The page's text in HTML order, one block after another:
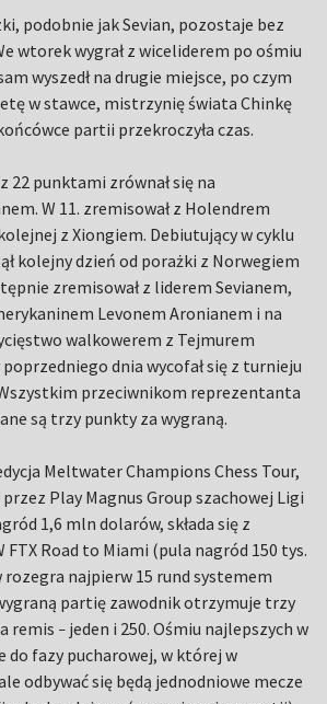
podobnie jak Sevian, pozostaje bez
wtorek wygrał z wiceliderem po ośmiu
wyszedł na drugie miejsce, po czym
w stawce, mistrzynię świata Chinkę
partii przekroczyła czas.
22 punktami zrównał się na
W 11. zremisował z Holendrem
z Xiongiem. Debiutujący w cyklu
kolejny dzień od porażki z Norwegiem
zremisował z liderem Sevianem,
Levonem Aronianem i na
walkowerem z Tejmurem
dnia wycofał się z turnieju
przeciwnikom reprezentanta
są trzy punkty za wygraną.
Meltwater Champions Chess Tour,
Play Magnus Group szachowej Ligi
1,6 mln dolarów, składa się z
FTX Road to Miami (pula nagród 150 tys.
najpierw 15 rund systemem
partię zawodnik otrzymuje trzy
remis – jeden i 250. Ośmiu najlepszych w
do fazy pucharowej, w której w
odbywać się będą jednodniowe mecze